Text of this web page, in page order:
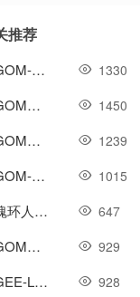
推荐
GOM-GEE-翎风-奇物志-物品收集-图鉴收集-传奇功能脚本 1330
GOM引擎-极品属性洗练-可锁定-带几率-传奇脚本库 1450
GOM引擎自定义属性洗炼脚本 1239
GOM-GEE-LF群体击退5码脚本 1015
魂环人物环绕特效素材-非脚本-纯素材 647
GOM引擎组队副本-生死副本脚本 929
GEE-LF引擎天赋修炼脚本-带素材 928